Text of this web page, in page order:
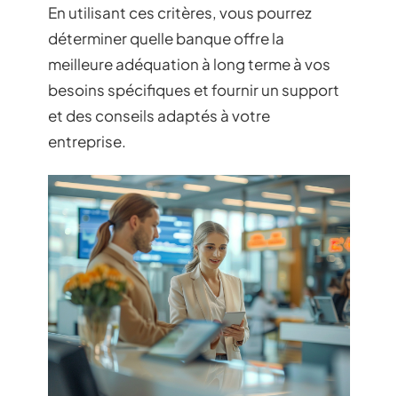
En utilisant ces critères, vous pourrez
déterminer quelle banque offre la
meilleure adéquation à long terme à vos
besoins spécifiques et fournir un support
et des conseils adaptés à votre
entreprise.